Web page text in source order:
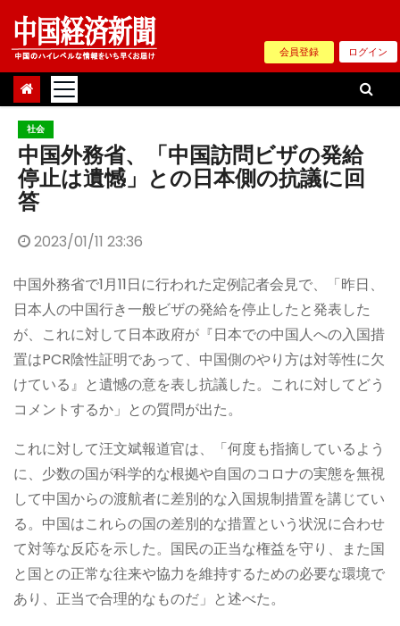
Skip
content
会員登録 ログイン
社会
中国外務省、「中国訪問ビザの発給
停止は遺憾」との日本側の抗議に回
答
2023/01/11 23:36
中国外務省で1月11日に行われた定例記者会見で、「昨日、
日本人の中国行き一般ビザの発給を停止したと発表した
が、これに対して日本政府が『日本での中国人への入国措
置はPCR陰性証明であって、中国側のやり方は対等性に欠
けている』と遺憾の意を表し抗議した。これに対してどう
コメントするか」との質問が出た。
これに対して汪文斌報道官は、「何度も指摘しているよう
に、少数の国が科学的な根拠や自国のコロナの実態を無視
して中国からの渡航者に差別的な入国規制措置を講じてい
る。中国はこれらの国の差別的な措置という状況に合わせ
て対等な反応を示した。国民の正当な権益を守り、また国
と国との正常な往来や協力を維持するための必要な環境で
あり、正当で合理的なものだ」と述べた。